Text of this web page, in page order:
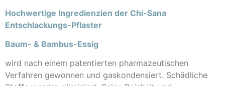
Hochwertige Ingredienzien der Chi-Sana
Entschlackungs-Pflaster
Baum- & Bambus-Essig
wird nach einem patentierten pharmazeutischen
Verfahren gewonnen und gaskondensiert. Schädliche